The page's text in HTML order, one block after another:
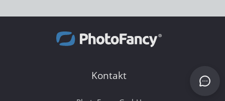
Kontakt